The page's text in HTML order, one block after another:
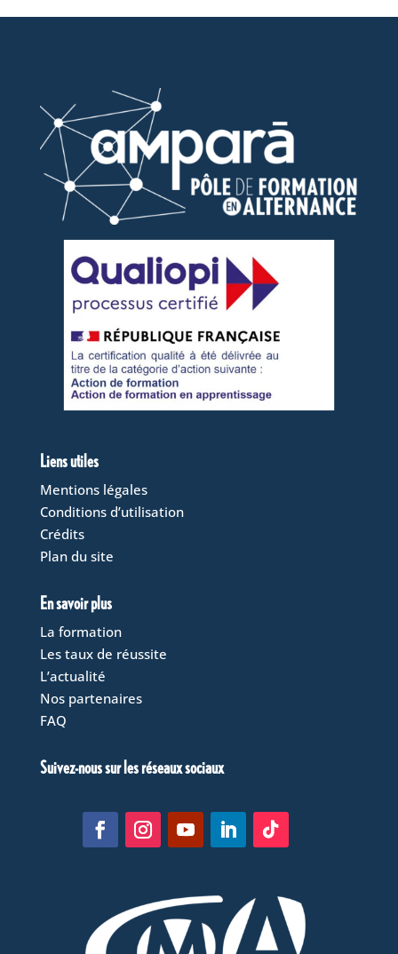
Liens utiles
Mentions légales
Conditions d’utilisation
Crédits
Plan du site
En savoir plus
La formation
Les taux de réussite
L’actualité
Nos partenaires
FAQ
Suivez-nous sur les réseaux sociaux